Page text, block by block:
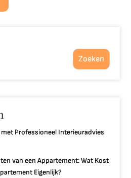
Zoeken
Professioneel Interieuradvies
van een Appartement: Wat Kost
Eigenlijk?